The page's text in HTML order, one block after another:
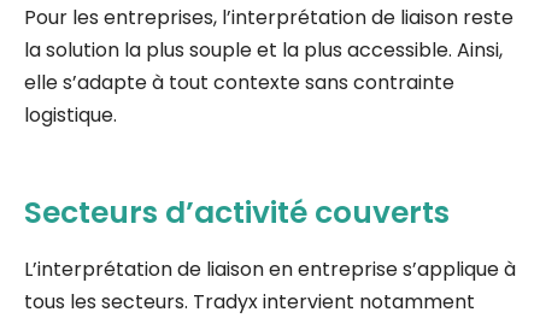
Pour les entreprises, l’interprétation de liaison reste
la solution la plus souple et la plus accessible. Ainsi,
elle s’adapte à tout contexte sans contrainte
logistique.
Secteurs d’activité couverts
L’interprétation de liaison en entreprise s’applique à
tous les secteurs. Tradyx intervient notamment